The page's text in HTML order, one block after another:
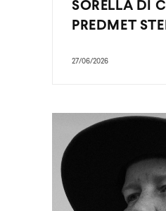
SORELLA DI
PREDMET
27/06/2026